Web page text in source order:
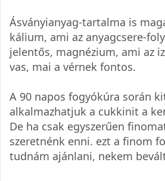
Ásványianyag-tartalma is
kálium, ami az anyagcsere-
jelentős, magnézium, ami az
vas, mai a vérnek fontos.
A 90 napos fogyókúra során
alkalmazhatjuk a cukkinit a
De ha csak egyszerűen
szeretnénk enni. ezt a finom
tudnám ajánlani, nekem